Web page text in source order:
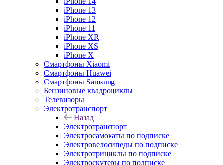
iPhone 13
iPhone 12
iPhone 11
iPhone XR
iPhone XS
iPhone X
Смартфоны Xiaomi
Смартфоны Huawei
Смартфоны Samsung
Бензиновые квадроциклы
Телевизоры
Электротранспорт
Назад
Электротранспорт
Электросамокаты по подписке
Электровелосипеды по подписке
Электротрициклы по подписке
Электроскутеры по подписке